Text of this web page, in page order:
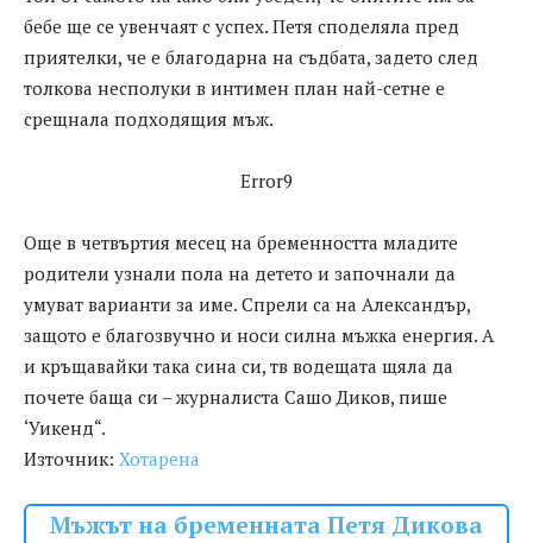
бебе ще се увенчаят с успех. Петя споделяла пред
приятелки, че е благодарна на съдбата, задето след
толкова несполуки в интимен план най-сетне е
срещнала подходящия мъж.
Error9
Още в четвъртия месец на бременността младите
родители узнали пола на детето и започнали да
умуват варианти за име. Спрели са на Александър,
защото е благозвучно и носи силна мъжка енергия. А
и кръщавайки така сина си, тв водещата щяла да
почете баща си – журналиста Сашо Диков, пише
‘Уикенд“.
Източник: Хотарена
Мъжът на бременната Петя Дикова